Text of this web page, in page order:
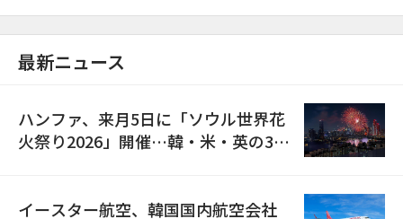
最新ニュース
ハンファ、来月5日に「ソウル世界花
火祭り2026」開催…韓・米・英の3カ
イースター航空、韓国国内航空会社